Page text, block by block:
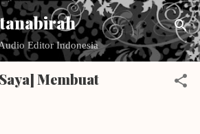
ke konten utama
Editor Indonesia
Membuat